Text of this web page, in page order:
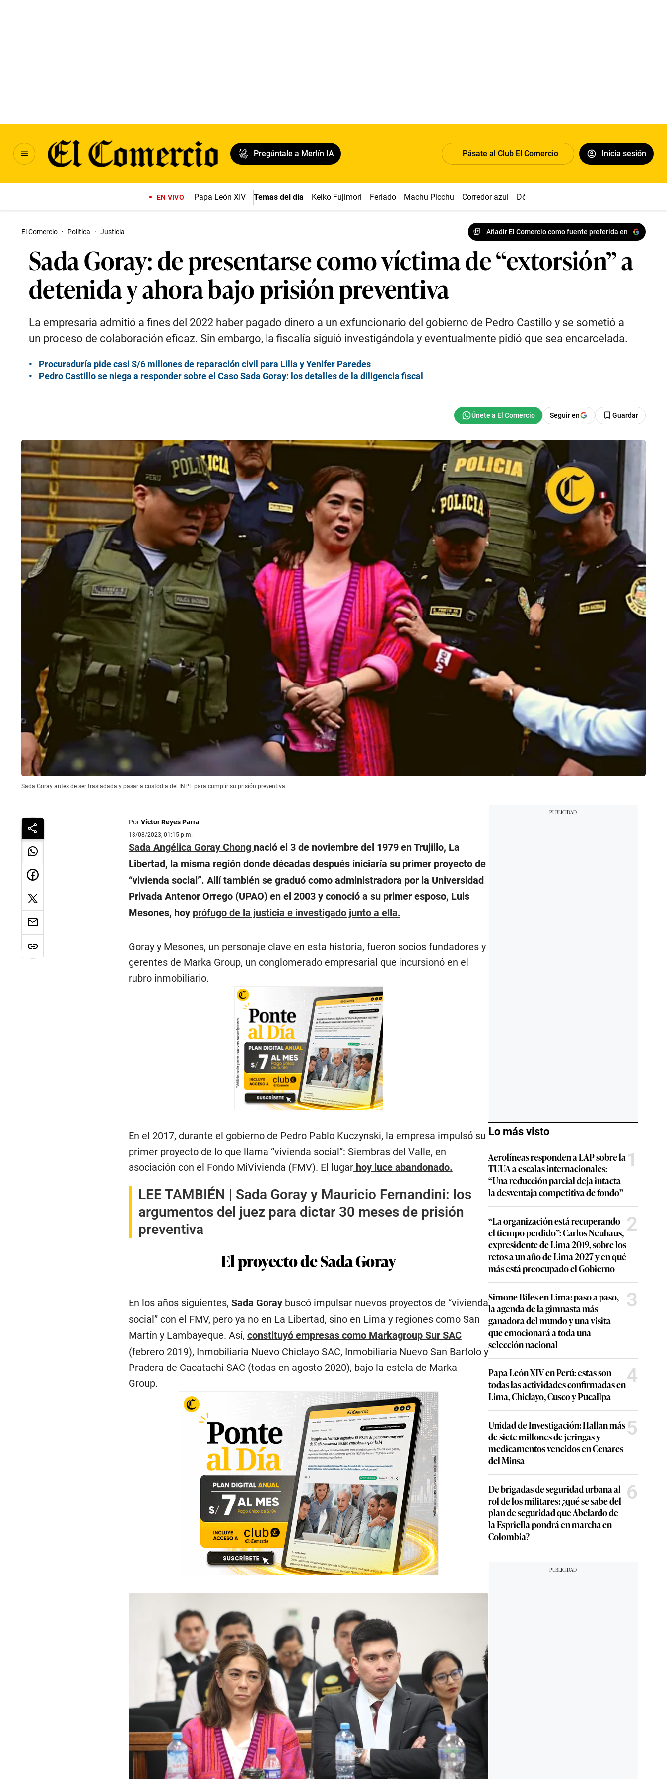
Pregúntale a Merlín IA Pásate al Club El Comercio Inicia sesión
EN VIVO Papa León XIV Temas del día Keiko Fujimori Feriado Machu Picchu Corredor azul Dólar
El Comercio · Politica · Justicia Añadir El Comercio como fuente preferida en
Sada Goray: de presentarse como víctima de “extorsión” a
detenida y ahora bajo prisión preventiva
La empresaria admitió a fines del 2022 haber pagado dinero a un exfuncionario del gobierno de Pedro Castillo y se sometió a
un proceso de colaboración eficaz. Sin embargo, la fiscalía siguió investigándola y eventualmente pidió que sea encarcelada.
Procuraduría pide casi S/6 millones de reparación civil para Lilia y Yenifer Paredes
Pedro Castillo se niega a responder sobre el Caso Sada Goray: los detalles de la diligencia fiscal
Seguir en Guardar
Sada Goray antes de ser trasladada y pasar a custodia del INPE para cumplir su prisión preventiva.
PorVíctor Reyes Parra
13/08/2023, 01:15 p.m.
Sada Angélica Goray Chong nació el 3 de noviembre del 1979 en Trujillo, La
Libertad, la misma región donde décadas después iniciaría su primer proyecto de
“vivienda social”. Allí también se graduó como administradora por la Universidad
Privada Antenor Orrego (UPAO) en el 2003 y conoció a su primer esposo, Luis
Mesones, hoy prófugo de la justicia e investigado junto a ella.
Goray y Mesones, un personaje clave en esta historia, fueron socios fundadores y
gerentes de Marka Group, un conglomerado empresarial que incursionó en el
rubro inmobiliario.
En el 2017, durante el gobierno de Pedro Pablo Kuczynski, la empresa impulsó su
primer proyecto de lo que llama “vivienda social”: Siembras del Valle, en
asociación con el Fondo MiVivienda (FMV). El lugarhoy luce abandonado.
LEE TAMBIÉN | Sada Goray y Mauricio Fernandini: los
argumentos del juez para dictar 30 meses de prisión
preventiva
El proyecto de Sada Goray
En los años siguientes, Sada Goraybuscó impulsar nuevos proyectos de “vivienda
social” con el FMV, pero ya no en La Libertad, sino en Lima y regiones como San
Martín y Lambayeque. Así, constituyó empresas como Markagroup Sur SAC
(febrero 2019), Inmobiliaria Nuevo Chiclayo SAC, Inmobiliaria Nuevo San Bartolo y
Pradera de Cacatachi SAC (todas en agosto 2020), bajo la estela de Marka
Group.
Lo más visto
Aerolíneas responden a LAP sobre la
TUUA a escalas internacionales:
“Una reducción parcial deja intacta
la desventaja competitiva de fondo”
1
“La organización está recuperando
el tiempo perdido”: Carlos Neuhaus,
expresidente de Lima 2019, sobre los
retos a un año de Lima 2027 y en qué
más está preocupado el Gobierno
2
Simone Biles en Lima: paso a paso,
la agenda de la gimnasta más
ganadora del mundo y una visita
que emocionará a toda una
selección nacional
3
Papa León XIV en Perú: estas son
todas las actividades confirmadas en
Lima, Chiclayo, Cusco y Pucallpa
4
Unidad de Investigación: Hallan más
de siete millones de jeringas y
medicamentos vencidos en Cenares
del Minsa
5
De brigadas de seguridad urbana al
rol de los militares: ¿qué se sabe del
plan de seguridad que Abelardo de
la Espriella pondrá en marcha en
Colombia?
6